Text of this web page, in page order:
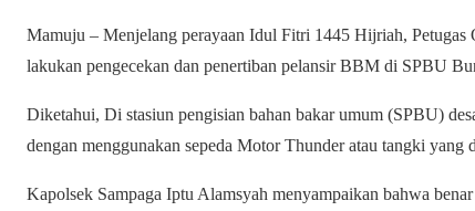
Mamuju – Menjelang perayaan Idul Fitri 1445 Hijriah, Petugas
lakukan pengecekan dan penertiban pelansir BBM di SPBU
Diketahui, Di stasiun pengisian bahan bakar umum (SPBU)
dengan menggunakan sepeda Motor Thunder atau tangki yang
Kapolsek Sampaga Iptu Alamsyah menyampaikan bahwa